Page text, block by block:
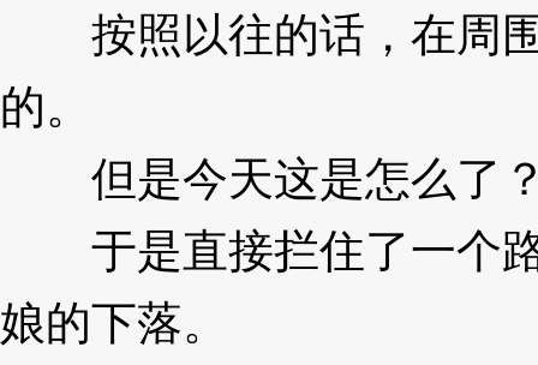
按照以往的话，在周围
的。
但是今天这是怎么了
于是直接拦住了一个路
娘的下落。